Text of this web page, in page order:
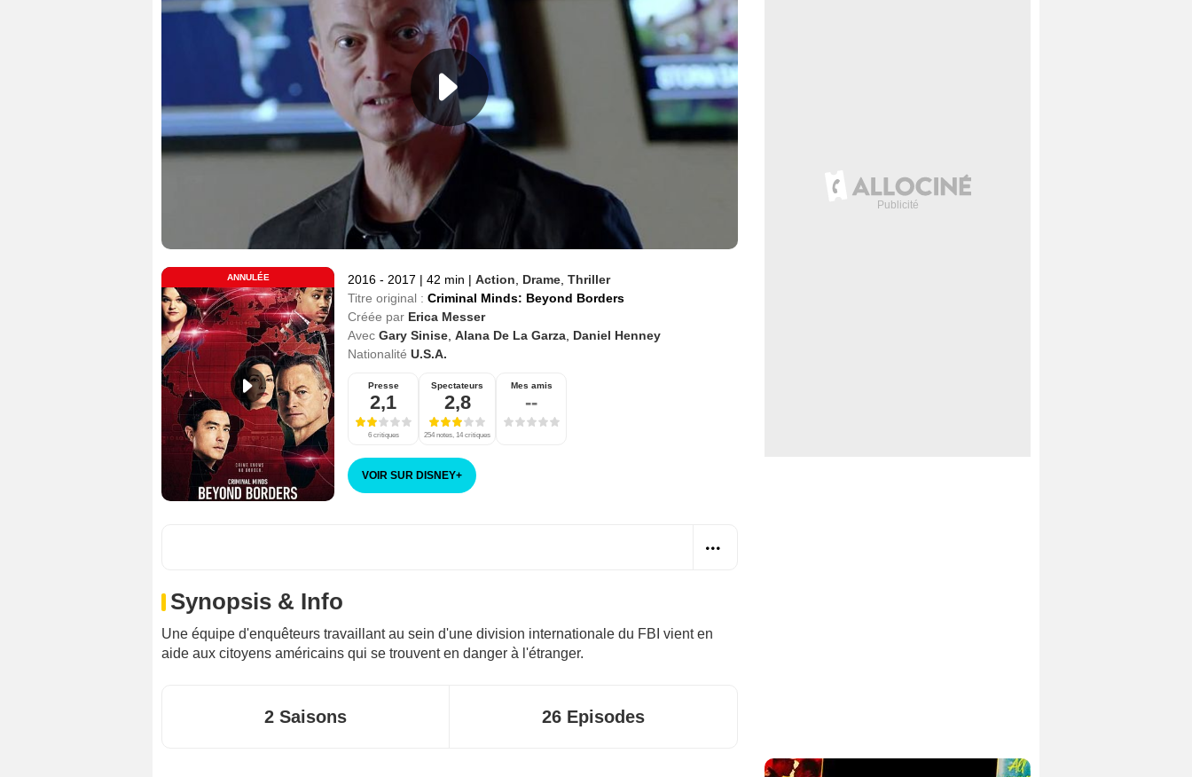
ANNULÉE 2016 - 2017 | 42 min | Action Drame Thriller
Titre original : Criminal Minds: Beyond Borders
Créée par Erica Messer
Avec Gary Sinise Alana De La Garza Daniel Henney
Nationalité U.S.A.
Presse
2,1
6 critiques
Spectateurs
2,8
254 notes, 14 critiques
Mes amis
--
VOIR SUR DISNEY+
Synopsis & Info
Une équipe d'enquêteurs travaillant au sein d'une division internationale du FBI vient en
aide aux citoyens américains qui se trouvent en danger à l'étranger.
2 Saisons 26 Episodes